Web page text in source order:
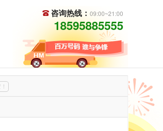
咨询热线： 09:00~21:00
18595885555